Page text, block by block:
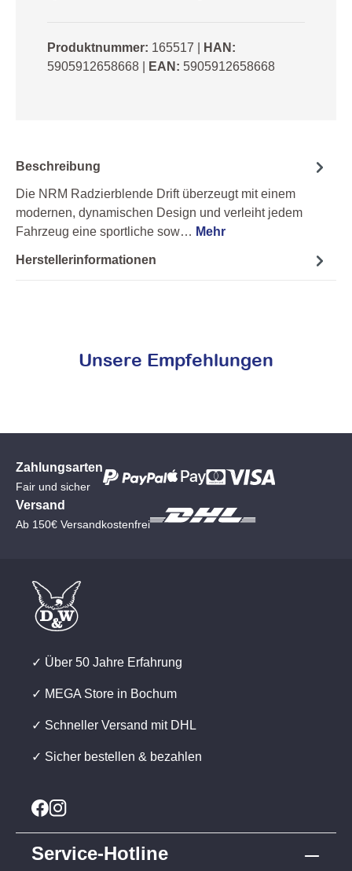
Produktnummer: 165517
HAN:
5905912658668
EAN: 5905912658668
Beschreibung
Die NRM Radzierblende Drift überzeugt mit einem
modernen, dynamischen Design und verleiht jedem
Fahrzeug eine sportliche sow… Mehr
Herstellerinformationen
Unsere Empfehlungen
Zahlungsarten
Fair und sicher
Versand
Ab 150€ Versandkostenfrei
✓ Über 50 Jahre Erfahrung
✓ MEGA Store in Bochum
✓ Schneller Versand mit DHL
✓ Sicher bestellen & bezahlen
Service-Hotline